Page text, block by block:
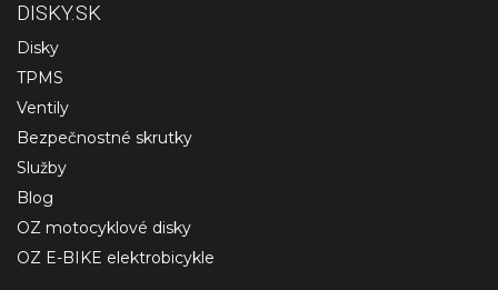
DISKY.SK
Disky
TPMS
Ventily
Bezpečnostné skrutky
Služby
Blog
OZ motocyklové disky
OZ E-BIKE elektrobicykle